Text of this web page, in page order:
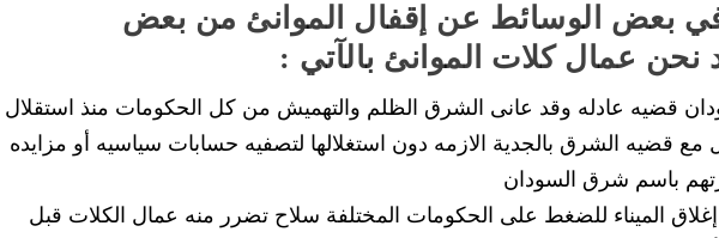
بعض الوسائط عن إقفال الموانئ من بعض
نحن عمال كلات الموانئ بالآتي :
قضيه عادله وقد عانى الشرق الظلم والتهميش من كل الحكومات منذ استقلال
مع قضيه الشرق بالجدية الازمه دون استغلالها لتصفيه حسابات سياسيه أو مزايده
باسم شرق السودان
الميناء للضغط على الحكومات المختلفة سلاح تضرر منه عمال الكلات قبل